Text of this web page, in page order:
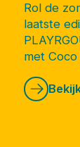
Rol de
laatste
met